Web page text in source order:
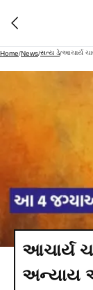
Home/News/સત્ય ડે/
આચાર્ય
અન્યાય